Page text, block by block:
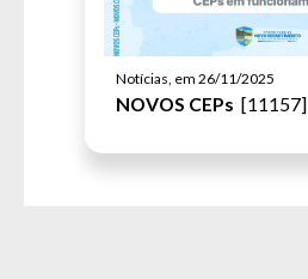
Notícias, em 26/11/2025
NOVOS CEPs [11157]